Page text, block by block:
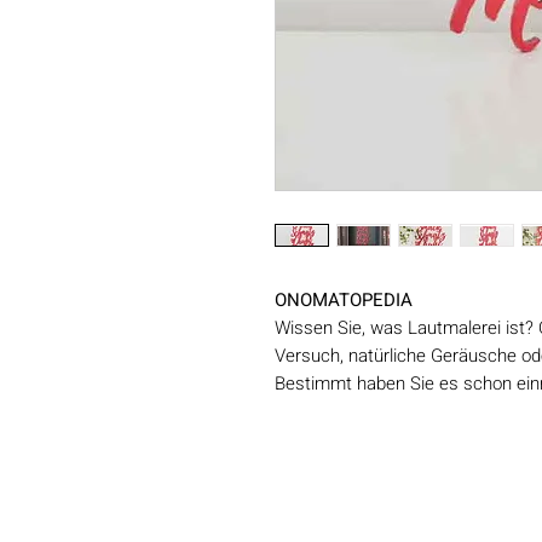
ONOMATOPEDIA
Wissen Sie, was Lautmalerei
Versuch, natürliche Geräusche
Bestimmt haben Sie es schon
zu erzeugen. Unsere
überraschendsten ab. Ein